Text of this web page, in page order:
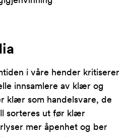
i våre hender kritiserer
innsamlere av klær og
klær som handelsvare, de
sorteres ut før klær
mer åpenhet og ber